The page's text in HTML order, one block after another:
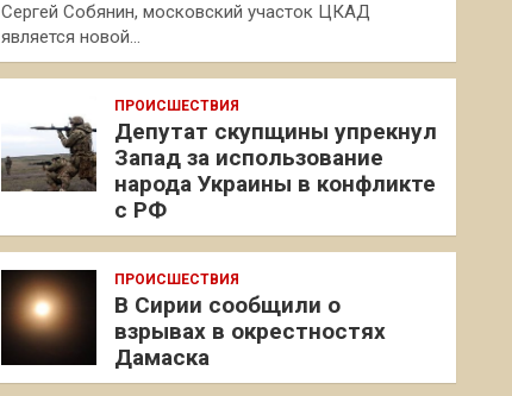
Сергей Собянин, московский участок ЦКАД
является новой…
ПРОИСШЕСТВИЯ
Депутат скупщины упрекнул
Запад за использование
народа Украины в конфликте
с РФ
ПРОИСШЕСТВИЯ
В Сирии сообщили о
взрывах в окрестностях
Дамаска